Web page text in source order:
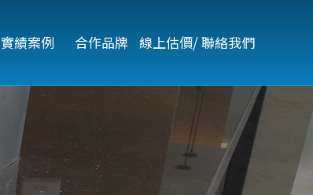
實績案例 合作品牌 線上估價/ 聯絡我們